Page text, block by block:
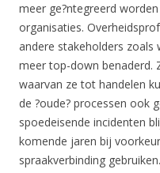
meer ge?ntegreerd
organisaties.
andere stakeholders
meer top-down benaderd.
waarvan ze tot handelen
de ?oude? processen ook
spoedeisende incidenten
komende jaren bij
spraakverbinding gebruiken.